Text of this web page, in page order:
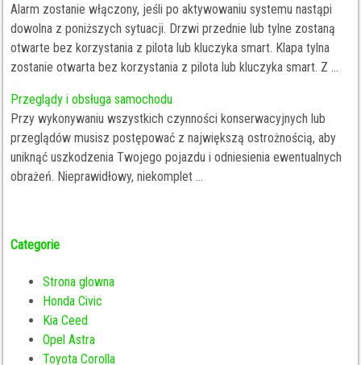
Alarm zostanie włączony, jeśli po aktywowaniu systemu nastąpi
dowolna z poniższych sytuacji. Drzwi przednie lub tylne zostaną
otwarte bez korzystania z pilota lub kluczyka smart. Klapa tylna
zostanie otwarta bez korzystania z pilota lub kluczyka smart. Z ...
Przeglądy i obsługa samochodu
Przy wykonywaniu wszystkich czynności konserwacyjnych lub
przeglądów musisz postępować z największą ostrożnością, aby
uniknąć uszkodzenia Twojego pojazdu i odniesienia ewentualnych
obrażeń. Nieprawidłowy, niekomplet ...
Categorie
Strona glowna
Honda Civic
Kia Ceed
Opel Astra
Toyota Corolla